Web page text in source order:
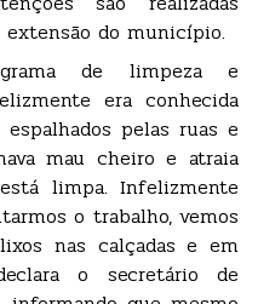
do município.
de limpeza e
era conhecida
pelas ruas e
mau cheiro e atraia
limpa. Infelizmente
o trabalho, vemos
nas calçadas e em
o secretário de